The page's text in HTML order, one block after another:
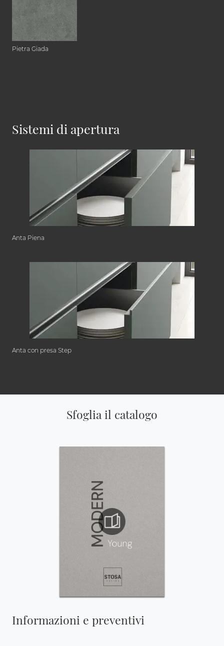
Pietra Giada
Sistemi di apertura
Anta Piena
Anta con presa Step
Sfoglia il catalogo
Informazioni e preventivi